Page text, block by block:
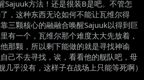
Sajuuk方法！还是很装B是吧。不管怎
，这种东西无论如何不能让瓦维尔得
三颗核心的融融合唤醒Sajuuk以得到巨
有一个，瓦维尔那个难度太大先放着，
那颗，所以剩下能做的就是寻找神谕
己不去寻找，诶，看看他的舰队吧，母
几乎没有，这样子在战场上只能等死啊）